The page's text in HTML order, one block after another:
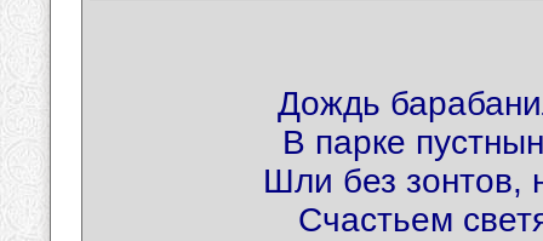
Дождь
В парке
Шли без зонтов,
Счастьем